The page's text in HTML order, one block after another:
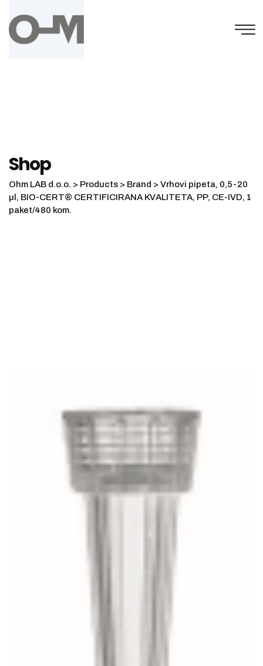
content
Shop
Ohm LAB d.o.o. > Products > Brand > Vrhovi pipeta, 0,5-20
µl, BIO-CERT® CERTIFICIRANA KVALITETA, PP, CE-IVD, 1
paket/480 kom.